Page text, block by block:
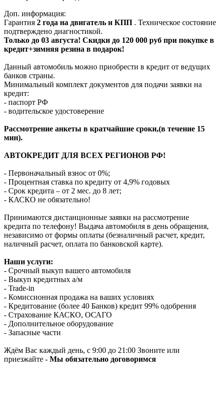
Доп. информация:
Гарантия 2 года на двигатель и КПП . Техническое состояние
подтверждено диагностикой.
Только до 03 августа! Скидки до 120 000 руб при покупке в
кредит+зимняя резина в подарок!
Данный автомобиль можно приобрести в кредит от ведущих
банков страны.
Минимальный комплект документов для подачи заявки на
кредит:
- паспорт РФ
- водительское удостоверение
Рассмотрение анкеты в кратчайшие сроки,(в течение 15
мин).
АВТОКРЕДИТ ДЛЯ ВСЕХ РЕГИОНОВ РФ!
- Первоначальный взнос от 0%;
- Процентная ставка по кредиту от 4,9% годовых
- Срок кредита – от 2 мес. до 8 лет;
- КАСКО не обязательно!
Принимаются дистанционные заявки на рассмотрение
кредита по телефону! Выдача автомобиля в день обращения,
независимо от формы оплаты (безналичный расчет, кредит,
наличный расчет, оплата по банковской карте).
Наши услуги:
- Срочный выкуп вашего автомобиля
- Выкуп кредитных а/м
- Trade-in
- Комиссионная продажа на ваших условиях
- Кредитование (более 40 Банков) кредит 99% одобрения
- Страхование КАСКО, ОСАГО
- Дополнительное оборудование
- Запасные части
Ждём Вас каждый день, с 9:00 до 21:00 Звоните или
приезжайте - Мы обязательно договоримся